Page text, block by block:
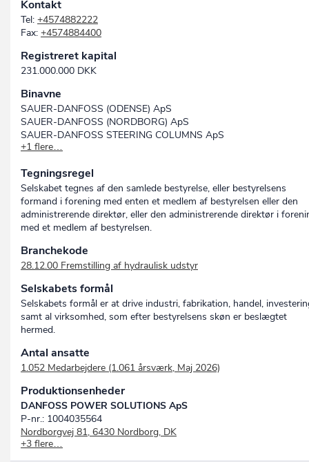
Kontakt
Tel: +4574882222
Fax: +4574884400
Registreret kapital
231.000.000 DKK
Binavne
SAUER-DANFOSS (ODENSE) ApS
SAUER-DANFOSS (NORDBORG) ApS
SAUER-DANFOSS STEERING COLUMNS ApS
SAUER-DANFOSS ApS
+1 flere…
Tegningsregel
Selskabet tegnes af den samlede bestyrelse, eller bestyrelsens
formand i forening med enten et medlem af bestyrelsen eller den
administrerende direktør, eller den administrerende direktør i
med et medlem af bestyrelsen.
Branchekode
28.12.00 Fremstilling af hydraulisk udstyr
Selskabets formål
Selskabets formål er at drive industri, fabrikation, handel,
samt al virksomhed, som efter bestyrelsens skøn er beslægtet
hermed.
Antal ansatte
1.052 Medarbejdere (1.061 årsværk, Maj 2026)
Produktionsenheder
DANFOSS POWER SOLUTIONS ApS
P-nr.: 1004035564
Nordborgvej 81, 6430 Nordborg, DK
Danfoss Power Solutions ApS
P-nr.: 1029752598
+3 flere…